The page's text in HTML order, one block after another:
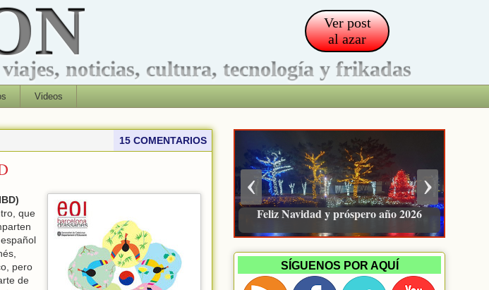
Ver post
al azar
noticias, cultura, tecnología y frikadas
Videos
15 COMENTARIOS
que
pero
de
Pacienzudo, newsletter sobre finanzas
e inversión
›
‹
SÍGUENOS POR AQUÍ